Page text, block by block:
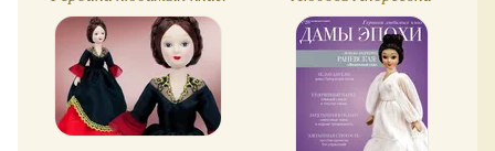
Настасья Филипповна
Раневская ("Вишневый
сад")